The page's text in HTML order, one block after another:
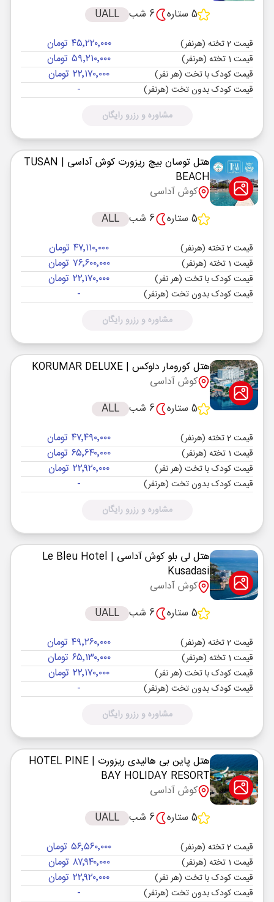
5 ستاره 6 شب UALL
قیمت 2 تخته (هرنفر) ۴۵٬۲۲۰٬۰۰۰ تومان
قیمت 1 تخته (هرنفر) ۵۹٬۲۱۰٬۰۰۰ تومان
قیمت کودک با تخت (هر نفر) ۲۲٬۱۷۰٬۰۰۰ تومان
قیمت کودک بدون تخت (هرنفر) -
مشاوره و رزرو رایگان
هتل توسان بیچ ریزورت کوش آداسی
| TUSAN
BEACH
کوش آداسی
5 ستاره
6 شب ALL
قیمت 2 تخته (هرنفر) ۴۷٬۱۱۰٬۰۰۰ تومان
قیمت 1 تخته (هرنفر) ۷۶٬۶۰۰٬۰۰۰ تومان
قیمت کودک با تخت (هر نفر) ۲۲٬۱۷۰٬۰۰۰ تومان
قیمت کودک بدون تخت (هرنفر) -
مشاوره و رزرو رایگان
هتل کورومار دلوکس | KORUMAR DELUXE
کوش آداسی
5 ستاره
6 شب ALL
قیمت 2 تخته (هرنفر) ۴۷٬۴۹۰٬۰۰۰ تومان
قیمت 1 تخته (هرنفر) ۶۵٬۶۴۰٬۰۰۰ تومان
قیمت کودک با تخت (هر نفر) ۲۲٬۹۲۰٬۰۰۰ تومان
قیمت کودک بدون تخت (هرنفر) -
مشاوره و رزرو رایگان
هتل لی بلو کوش آداسی
| Le Bleu Hotel
Kusadasi
کوش آداسی
5 ستاره
6 شب UALL
قیمت 2 تخته (هرنفر) ۴۹٬۲۶۰٬۰۰۰ تومان
قیمت 1 تخته (هرنفر) ۶۵٬۱۳۰٬۰۰۰ تومان
قیمت کودک با تخت (هر نفر) ۲۲٬۱۷۰٬۰۰۰ تومان
قیمت کودک بدون تخت (هرنفر) -
مشاوره و رزرو رایگان
هتل پاین بی هالیدی ریزورت
| HOTEL PINE
BAY HOLIDAY RESORT
کوش آداسی
5 ستاره
6 شب UALL
قیمت 2 تخته (هرنفر) ۵۶٬۵۶۰٬۰۰۰ تومان
قیمت 1 تخته (هرنفر) ۸۷٬۹۴۰٬۰۰۰ تومان
قیمت کودک با تخت (هر نفر) ۲۲٬۹۲۰٬۰۰۰ تومان
قیمت کودک بدون تخت (هرنفر) -